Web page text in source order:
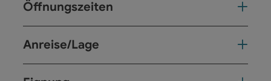
Öffnungszeiten
Anreise/Lage